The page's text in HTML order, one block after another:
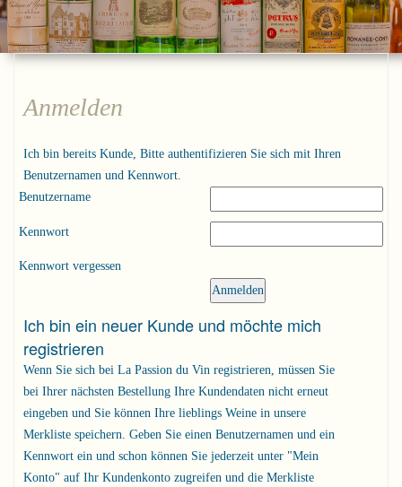
Anmelden
Ich bin bereits Kunde, Bitte authentifizieren Sie sich mit Ihren
Benutzernamen und Kennwort.
Benutzername
Kennwort
Kennwort vergessen
Ich bin ein neuer Kunde und möchte mich
registrieren
Wenn Sie sich bei La Passion du Vin registrieren, müssen Sie
bei Ihrer nächsten Bestellung Ihre Kundendaten nicht erneut
eingeben und Sie können Ihre lieblings Weine in unsere
Merkliste speichern. Geben Sie einen Benutzernamen und ein
Kennwort ein und schon können Sie jederzeit unter "Mein
Konto" auf Ihr Kundenkonto zugreifen und die Merkliste